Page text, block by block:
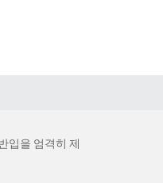
입을 엄격히 제